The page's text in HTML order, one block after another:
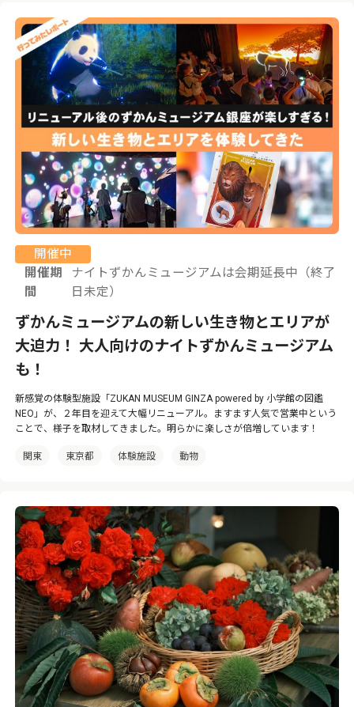
開催中
開催期
間
ナイトずかんミュージアムは会期延長中（終了
日未定）
ずかんミュージアムの新しい生き物とエリアが
大迫力！ 大人向けのナイトずかんミュージアム
も！
新感覚の体験型施設「ZUKAN MUSEUM GINZA powered by 小学館の図鑑
NEO」が、２年目を迎えて大幅リニューアル。ますます人気で営業中という
ことで、様子を取材してきました。明らかに楽しさが倍増しています！
関東 東京都 体験施設 動物